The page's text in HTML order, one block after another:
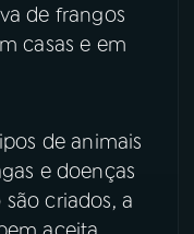
de frangos
casas e em
de animais
e doenças
criados, a